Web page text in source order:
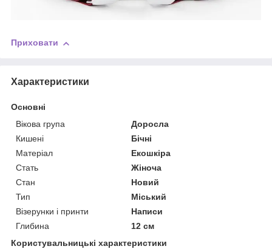
Приховати
Характеристики
Основні
Вікова група
Доросла
Кишені
Бічні
Матеріал
Екошкіра
Стать
Жіноча
Стан
Новий
Тип
Міський
Візерунки і принти
Написи
Глибина
12 см
Користувальницькі характеристики